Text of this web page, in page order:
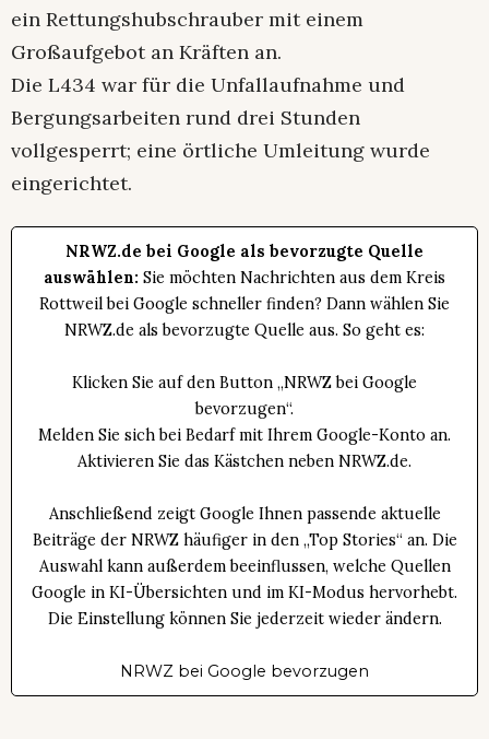
ein Rettungshubschrauber mit einem
Großaufgebot an Kräften an.
Die L434 war für die Unfallaufnahme und
Bergungsarbeiten rund drei Stunden
vollgesperrt; eine örtliche Umleitung wurde
eingerichtet.
NRWZ.de bei Google als bevorzugte Quelle
auswählen: Sie möchten Nachrichten aus dem Kreis
Rottweil bei Google schneller finden? Dann wählen Sie
NRWZ.de als bevorzugte Quelle aus. So geht es:
Klicken Sie auf den Button „NRWZ bei Google
bevorzugen“.
Melden Sie sich bei Bedarf mit Ihrem Google-Konto an.
Aktivieren Sie das Kästchen neben NRWZ.de.
Anschließend zeigt Google Ihnen passende aktuelle
Beiträge der NRWZ häufiger in den „Top Stories“ an. Die
Auswahl kann außerdem beeinflussen, welche Quellen
Google in KI-Übersichten und im KI-Modus hervorhebt.
Die Einstellung können Sie jederzeit wieder ändern.
NRWZ bei Google bevorzugen